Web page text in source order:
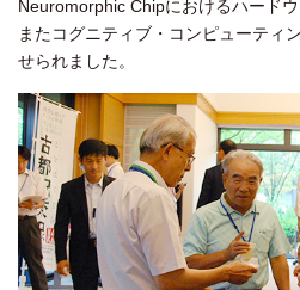
Neuromorphic Chipにおけるハード
またコグニティブ・コンピューティ
せられました。